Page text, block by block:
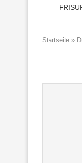
Startseite »